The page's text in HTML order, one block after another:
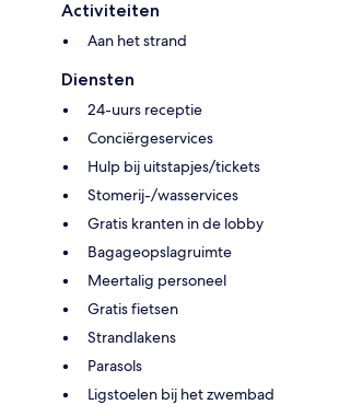
Activiteiten
Aan het strand
Diensten
24-uurs receptie
Conciërgeservices
Hulp bij uitstapjes/tickets
Stomerij-/wasservices
Gratis kranten in de lobby
Bagageopslagruimte
Meertalig personeel
Gratis fietsen
Strandlakens
Parasols
Ligstoelen bij het zwembad